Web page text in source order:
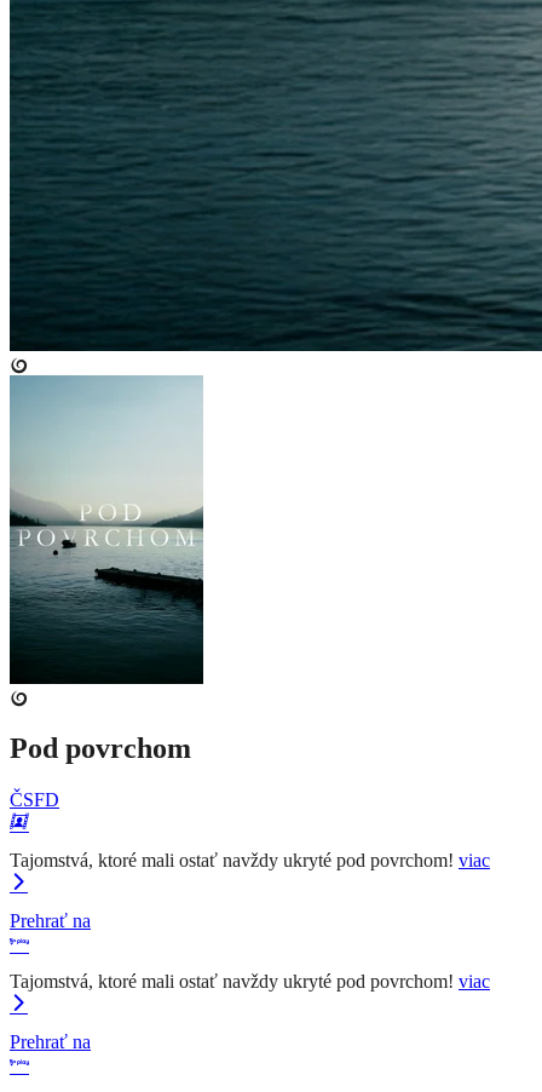
Pod povrchom
ČSFD
Tajomstvá, ktoré mali ostať navždy ukryté pod povrchom! viac
Prehrať na
Tajomstvá, ktoré mali ostať navždy ukryté pod povrchom! viac
Prehrať na